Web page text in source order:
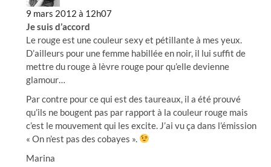
9 mars 2012 à 12h07
Je suis d’accord
Le rouge est une couleur sexy et pétillante à mes yeux.
D’ailleurs pour une femme habillée en noir, il lui suffit de
mettre du rouge à lèvre rouge pour qu’elle devienne
glamour…
Par contre pour ce qui est des taureaux, il a été prouvé
qu’ils ne bougent pas par rapport à la couleur rouge mais
c’est le mouvement qui les excite. J’ai vu ça dans l’émission
« On n’est pas des cobayes ».
Marina